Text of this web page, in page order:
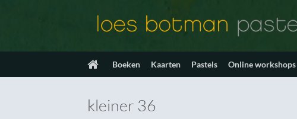
Boeken Kaarten Pastels Online workshops
kleiner 36